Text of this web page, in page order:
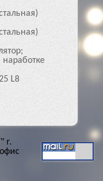
наработке
L8
г.